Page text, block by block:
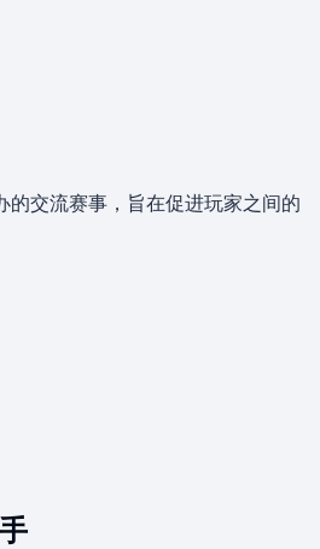
的交流赛事，旨在促进玩家之间的